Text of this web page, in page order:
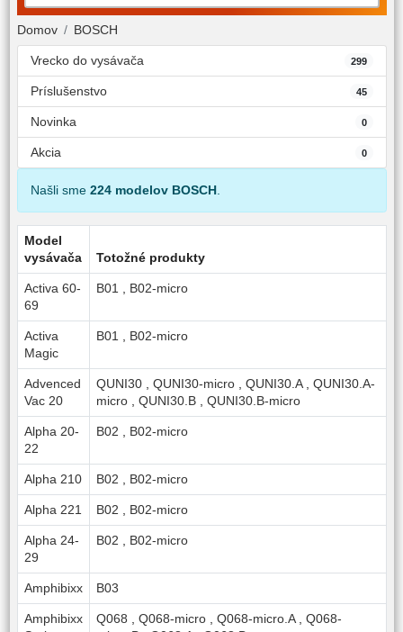
Domov BOSCH
Vrecko do vysávača 299
Príslušenstvo 45
Novinka 0
Akcia 0
Našli sme 224 modelov BOSCH.
Model
vysávača
Totožné produkty
Activa 60-
69
B01 , B02-micro
Activa
Magic
B01 , B02-micro
Advenced
Vac 20
QUNI30, QUNI30-micro, QUNI30.A, QUNI30.A-
micro, QUNI30.B, QUNI30.B-micro
Alpha 20-
22
B02 , B02-micro
Alpha 210 B02 , B02-micro
Alpha 221 B02 , B02-micro
Alpha 24-
29
B02 , B02-micro
Amphibixx B03
Amphibixx
Q068 , Q068-micro, Q068-micro.A, Q068-